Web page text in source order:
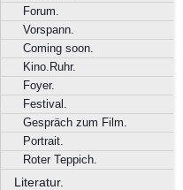
Forum.
Vorspann.
Coming soon.
Kino.Ruhr.
Foyer.
Festival.
Gespräch zum Film.
Portrait.
Roter Teppich.
Literatur.